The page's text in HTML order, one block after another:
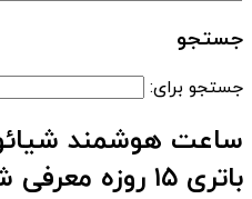
جستجو
جستجو برای:
باتری ۱۵ روزه معرفی شد